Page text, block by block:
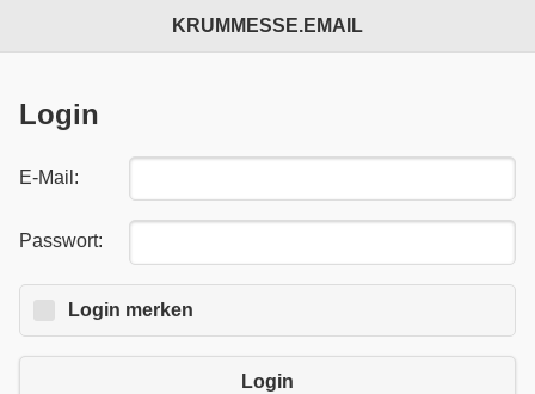
KRUMMESSE.EMAIL
Login
E-Mail:
Passwort:
Login merken
Login